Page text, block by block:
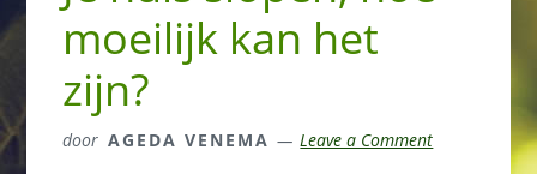
moeilijk kan het
zijn?
door AGEDA VENEMA Leave a Comment